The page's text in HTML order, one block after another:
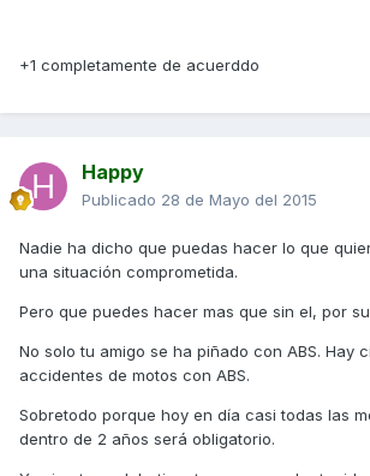
+1 completamente de acuerddo
Happy
Publicado 28 de Mayo del 2015
Nadie ha dicho que puedas hacer lo que
una situación comprometida.
Pero que puedes hacer mas que sin el, por
No solo tu amigo se ha piñado con ABS. Hay
accidentes de motos con ABS.
Sobretodo porque hoy en día casi todas las
dentro de 2 años será obligatorio.